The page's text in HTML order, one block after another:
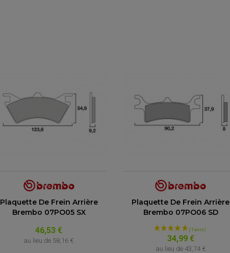
Plaquette De Frein Arrière
Brembo 07PO05 SX
46,53 €
au lieu de 58,16 €
Plaquette De Frein Arrière
Brembo 07PO06 SD
34,99 €
au lieu de 43,74 €